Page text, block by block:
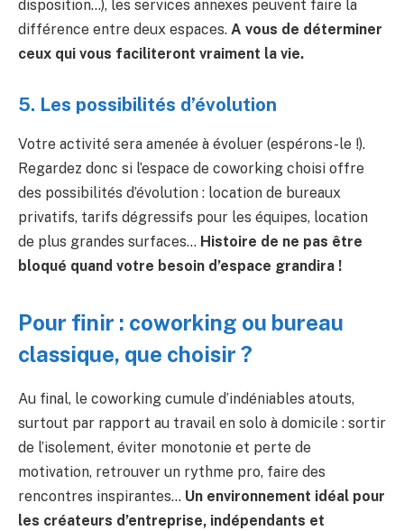
disposition…), les services annexes peuvent faire la
différence entre deux espaces. A vous de déterminer
ceux qui vous faciliteront vraiment la vie.
5. Les possibilités d’évolution
Votre activité sera amenée à évoluer (espérons-le !).
Regardez donc si l’espace de coworking choisi offre
des possibilités d’évolution : location de bureaux
privatifs, tarifs dégressifs pour les équipes, location
de plus grandes surfaces… Histoire de ne pas être
bloqué quand votre besoin d’espace grandira !
Pour finir : coworking ou bureau
classique, que choisir ?
Au final, le coworking cumule d’indéniables atouts,
surtout par rapport au travail en solo à domicile : sortir
de l’isolement, éviter monotonie et perte de
motivation, retrouver un rythme pro, faire des
rencontres inspirantes… Un environnement idéal pour
les créateurs d’entreprise, indépendants et